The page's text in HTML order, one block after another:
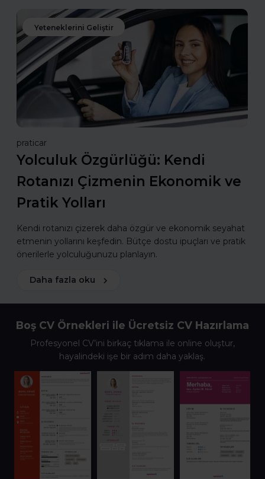
Yeteneklerini Geliştir
praticar
Yolculuk Özgürlüğü: Kendi
Rotanızı Çizmenin Ekonomik ve
Pratik Yolları
Kendi rotanızı çizerek daha özgür ve ekonomik seyahat
etmenin yollarını keşfedin. Bütçe dostu ipuçları ve pratik
önerilerle yolculuğunuzu planlayın.
Daha fazla oku
Boş CV Örnekleri ile Ücretsiz CV Hazırlama
Profesyonel CV’ini birkaç tıklama ile online oluştur,
hayalindeki işe bir adım daha yaklaş.